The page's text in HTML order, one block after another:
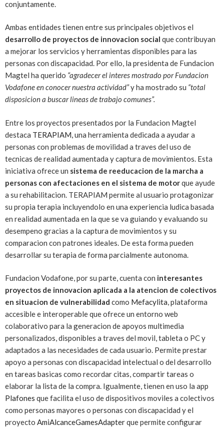
conjuntamente.
Ambas entidades tienen entre sus principales objetivos el
desarrollo de proyectos de innovacion social que contribuyan
a mejorar los servicios y herramientas disponibles para las
personas con discapacidad. Por ello, la presidenta de Fundacion
Magtel ha querido “agradecer el interes mostrado por Fundacion
Vodafone en conocer nuestra actividad”y ha mostrado su “total
disposicion a buscar lineas de trabajo comunes”.
Entre los proyectos presentados por la Fundacion Magtel
destaca TERAPIAM, una herramienta dedicada a ayudar a
personas con problemas de movilidad a traves del uso de
tecnicas de realidad aumentada y captura de movimientos. Esta
iniciativa ofrece un sistema de reeducacion de la marcha a
personas con afectaciones en el sistema de motorque ayude
a su rehabilitacion. TERAPIAM permite al usuario protagonizar
su propia terapia incluyendolo en una experiencia ludica basada
en realidad aumentada en la que se va guiando y evaluando su
desempeno gracias a la captura de movimientos y su
comparacion con patrones ideales. De esta forma pueden
desarrollar su terapia de forma parcialmente autonoma.
Fundacion Vodafone, por su parte, cuenta con interesantes
proyectos de innovacion aplicada a la atencion de colectivos
en situacion de vulnerabilidad como Mefacylita, plataforma
accesible e interoperable que ofrece un entorno web
colaborativo para la generacion de apoyos multimedia
personalizados, disponibles a traves del movil, tableta o PC y
adaptados a las necesidades de cada usuario. Permite prestar
apoyo a personas con discapacidad intelectual o del desarrollo
en tareas basicas como recordar citas, compartir tareas o
elaborar la lista de la compra. Igualmente, tienen en uso la app
Plafones que facilita el uso de dispositivos moviles a colectivos
como personas mayores o personas con discapacidad y el
proyecto AmiAlcanceGamesAdapterque permite configurar